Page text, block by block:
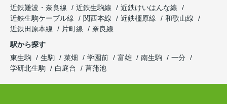
近鉄難波・奈良線
近鉄生駒線
近鉄けいはんな線
近鉄生駒ケーブル線
関西本線 近鉄橿原線
和歌山線
近鉄田原本線
片町線
奈良線
駅から探す
東生駒
生駒 菜畑 学園前 富雄 南生駒
一分
学研北生駒
白庭台 菖蒲池